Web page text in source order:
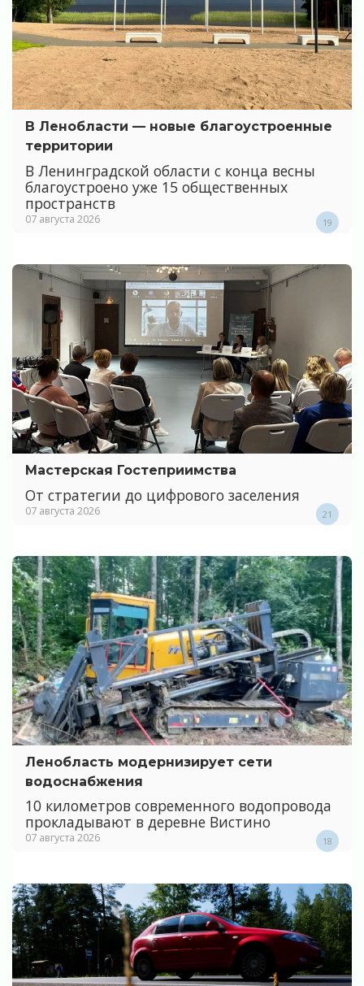
В Ленобласти — новые благоустроенные
территории
В Ленинградской области с конца весны
благоустроено уже 15 общественных
пространств
07 августа 2026 19
Мастерская Гостеприимства
От стратегии до цифрового заселения
07 августа 2026 21
Ленобласть модернизирует сети
водоснабжения
10 километров современного водопровода
прокладывают в деревне Вистино
07 августа 2026 18